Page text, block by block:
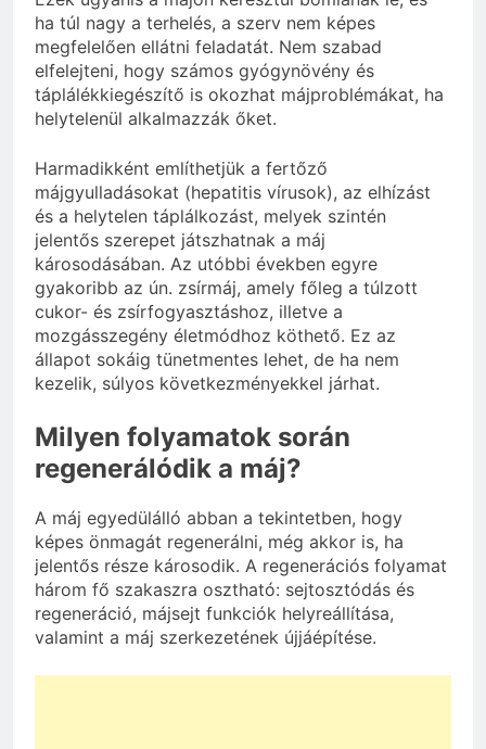
ha túl nagy a terhelés, a szerv nem képes
megfelelően ellátni feladatát. Nem szabad
elfelejteni, hogy számos gyógynövény és
táplálékkiegészítő is okozhat májproblémákat, ha
helytelenül alkalmazzák őket.
Harmadikként említhetjük a fertőző
májgyulladásokat (hepatitis vírusok), az elhízást
és a helytelen táplálkozást, melyek szintén
jelentős szerepet játszhatnak a máj
károsodásában. Az utóbbi években egyre
gyakoribb az ún. zsírmáj, amely főleg a túlzott
cukor- és zsírfogyasztáshoz, illetve a
mozgásszegény életmódhoz köthető. Ez az
állapot sokáig tünetmentes lehet, de ha nem
kezelik, súlyos következményekkel járhat.
Milyen folyamatok során
regenerálódik a máj?
A máj egyedülálló abban a tekintetben, hogy
képes önmagát regenerálni, még akkor is, ha
jelentős része károsodik. A regenerációs folyamat
három fő szakaszra osztható: sejtosztódás és
regeneráció, májsejt funkciók helyreállítása,
valamint a máj szerkezetének újjáépítése.